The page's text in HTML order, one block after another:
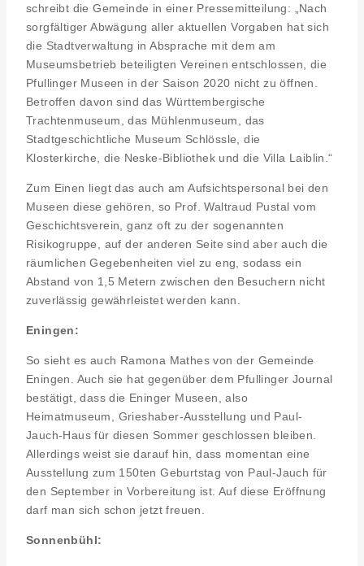
schreibt die Gemeinde in einer Pressemitteilung: „Nach
sorgfältiger Abwägung aller aktuellen Vorgaben hat sich
die Stadtverwaltung in Absprache mit dem am
Museumsbetrieb beteiligten Vereinen entschlossen, die
Pfullinger Museen in der Saison 2020 nicht zu öffnen.
Betroffen davon sind das Württembergische
Trachtenmuseum, das Mühlenmuseum, das
Stadtgeschichtliche Museum Schlössle, die
Klosterkirche, die Neske-Bibliothek und die Villa Laiblin.“
Zum Einen liegt das auch am Aufsichtspersonal bei den
Museen diese gehören, so Prof. Waltraud Pustal vom
Geschichtsverein, ganz oft zu der sogenannten
Risikogruppe, auf der anderen Seite sind aber auch die
räumlichen Gegebenheiten viel zu eng, sodass ein
Abstand von 1,5 Metern zwischen den Besuchern nicht
zuverlässig gewährleistet werden kann.
Eningen:
So sieht es auch Ramona Mathes von der Gemeinde
Eningen. Auch sie hat gegenüber dem Pfullinger Journal
bestätigt, dass die Eninger Museen, also
Heimatmuseum, Grieshaber-Ausstellung und Paul-
Jauch-Haus für diesen Sommer geschlossen bleiben.
Allerdings weist sie darauf hin, dass momentan eine
Ausstellung zum 150ten Geburtstag von Paul-Jauch für
den September in Vorbereitung ist. Auf diese Eröffnung
darf man sich schon jetzt freuen.
Sonnenbühl: